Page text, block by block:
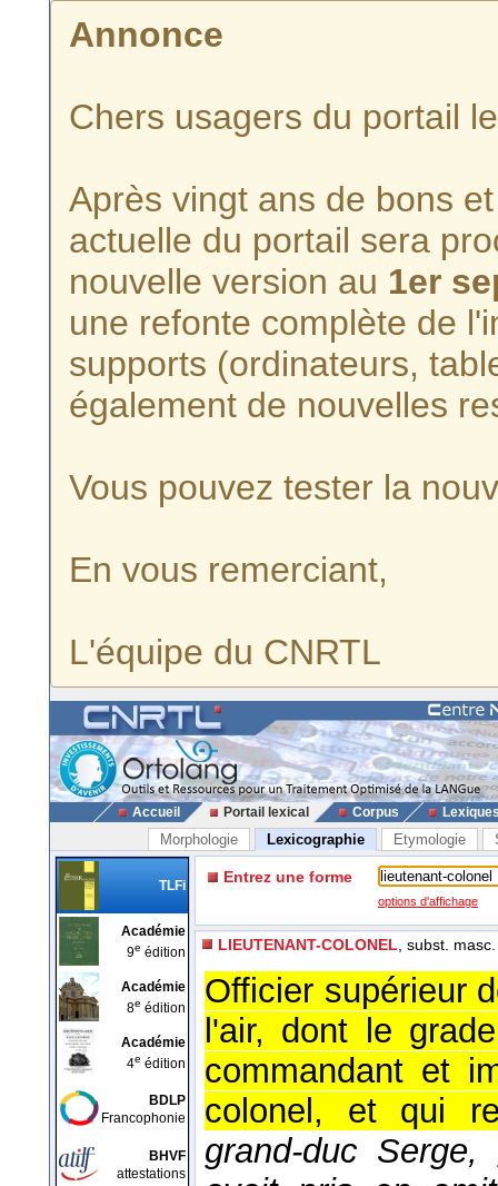
Annonce
Chers usagers du portail
Après vingt ans de bons
actuelle du portail sera
nouvelle version au 1er
une refonte complète de
supports (ordinateurs,
également de nouvelles
Vous pouvez tester la
En vous remerciant,
L'équipe du CNRTL
Accueil Portail lexical Corpus
Morphologie Lexicographie Etymologie
TLFi
Académie
9e édition
Académie
8e édition
Académie
4e édition
BDLP
Francophonie
BHVF
attestations
Entrez une forme
options d'affichage
LIEUTENANT-COLONEL , subst. masc.
Officier supérieur
l'air, dont le
commandant et
colonel, et qui
grand-duc